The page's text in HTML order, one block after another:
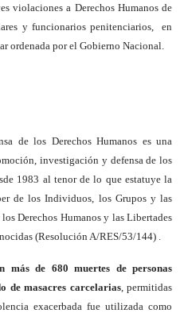
violaciones a Derechos Humanos de
y funcionarios penitenciarios, en
ordenada por el Gobierno Nacional.
de los Derechos Humanos es una
investigación y defensa de los
1983 al tenor de lo que estatuye la
de los Individuos, los Grupos y las
Derechos Humanos y las Libertades
(Resolución A/RES/53/144) .
de 680 muertes de personas
de masacres carcelarias, permitidas
exacerbada fue utilizada como